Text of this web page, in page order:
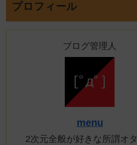
プロフィール
ブログ管理人
menu
2次元全般が好きな所謂オタ